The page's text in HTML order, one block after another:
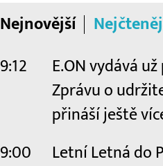
Nejnovější
9:12
E.ON vydává
Zprávu o
přináší ještě
9:00
Letní Letná do